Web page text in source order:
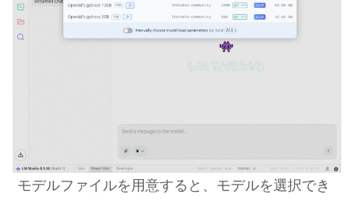
モデルファイルを用意すると、モデルを選択でき